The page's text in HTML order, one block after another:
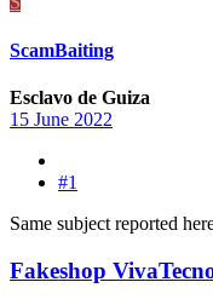
ScamBaiting
Esclavo de Guiza
15 June 2022
#1
Same subject reported
Fakeshop